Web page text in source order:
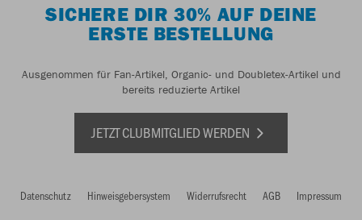
SICHERE DIR 30% AUF DEINE
ERSTE BESTELLUNG
Ausgenommen für Fan-Artikel, Organic- und Doubletex-Artikel und
bereits reduzierte Artikel
JETZT CLUBMITGLIED WERDEN
Datenschutz Hinweisgebersystem Widerrufsrecht AGB Impressum